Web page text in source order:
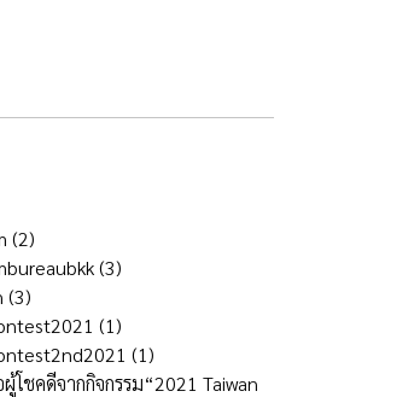
(2)
(3)
(3)
(1)
(1)
โชคดีจากกิจกรรม“2021 Taiwan